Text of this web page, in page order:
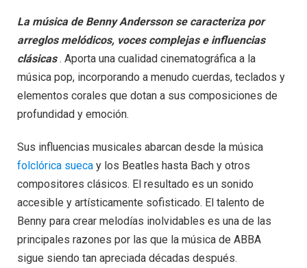
La música de Benny Andersson se caracteriza por
arreglos melódicos, voces complejas e influencias
clásicas. Aporta una cualidad cinematográfica a la
música pop, incorporando a menudo cuerdas, teclados y
elementos corales que dotan a sus composiciones de
profundidad y emoción.
Sus influencias musicales abarcan desde la música
folclórica sueca y los Beatles hasta Bach y otros
compositores clásicos. El resultado es un sonido
accesible y artísticamente sofisticado. El talento de
Benny para crear melodías inolvidables es una de las
principales razones por las que la música de ABBA
sigue siendo tan apreciada décadas después.